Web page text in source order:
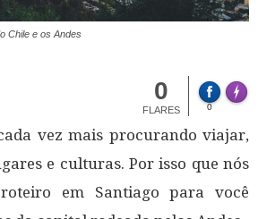
Chile e os Andes
0
FLARES 0
vez mais procurando viajar,
e culturas. Por isso que nós
em Santiago para você